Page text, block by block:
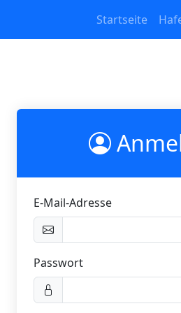
Startseite
E-Mail-Adresse
Passwort